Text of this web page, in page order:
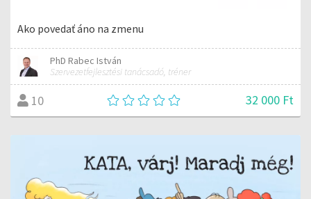
Ako povedať áno na zmenu
PhD Rabec István
Szervezetfejlesztési tanácsadó, tréner
10 32 000 Ft